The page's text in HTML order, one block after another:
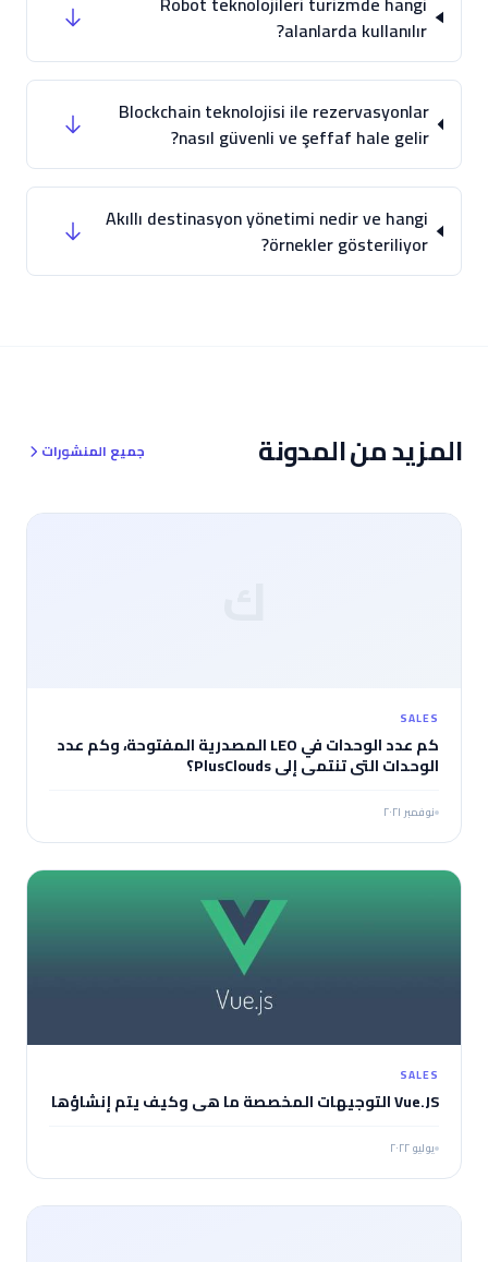
alanlarda kullanılır?
Blockchain teknolojisi ile rezervasyonlar
nasıl güvenli ve şeffaf hale gelir?
Akıllı destinasyon yönetimi nedir ve hangi
örnekler gösteriliyor?
المزيد من المدونة جميع المنشورات
SALES
كم عدد الوحدات في LEO المصدرية المفتوحة، وكم عدد
الوحدات التي تنتمي إلى PlusClouds؟
نوفمبر ٢٠٢١
SALES
Vue.JS التوجيهات المخصصة ما هي وكيف يتم إنشاؤها
يوليو ٢٠٢٢